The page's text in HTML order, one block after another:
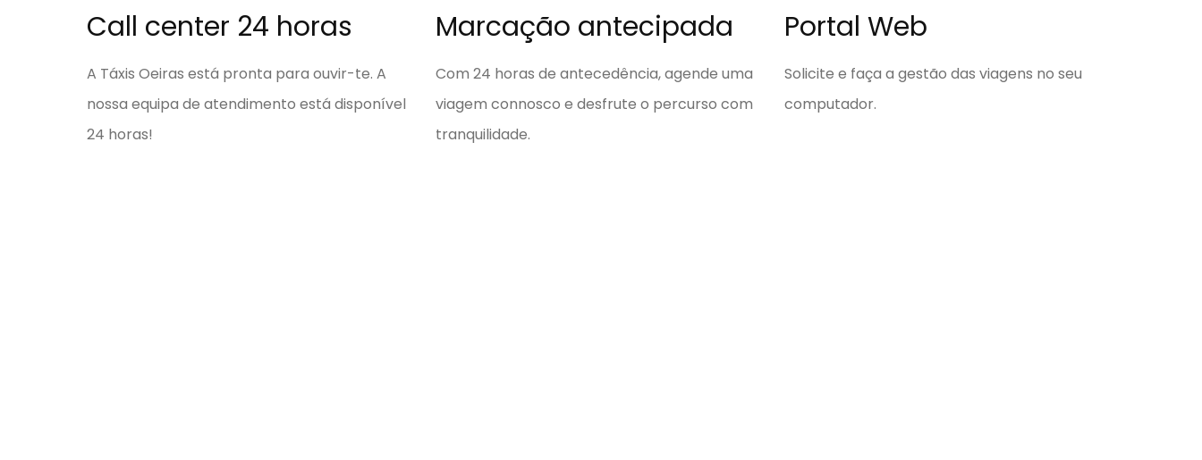
Call center 24 horas
A Táxis Oeiras está pronta para ouvir-te. A
nossa equipa de atendimento está disponível
24 horas!
Marcação antecipada
Com 24 horas de antecedência, agende uma
viagem connosco e desfrute o percurso com
tranquilidade.
Portal Web
Solicite e faça a gestão das viagens no seu
computador.